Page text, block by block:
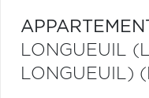
LONGUEUIL
LONGUEUIL)